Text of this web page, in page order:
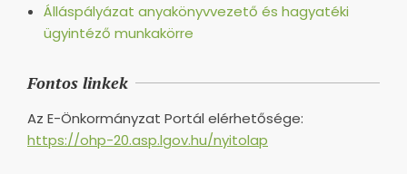
Álláspályázat anyakönyvvezető és hagyatéki
ügyintéző munkakörre
Fontos linkek
Az E-Önkormányzat Portál elérhetősége:
https://ohp-20.asp.lgov.hu/nyitolap